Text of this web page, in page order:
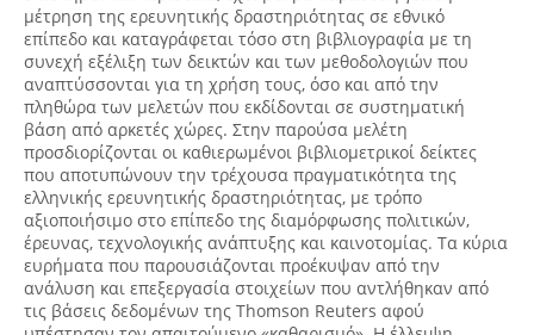
μέτρηση της ερευνητικής δραστηριότητας σε εθνικό
επίπεδο και καταγράφεται τόσο στη βιβλιογραφία με τη
συνεχή εξέλιξη των δεικτών και των μεθοδολογιών που
αναπτύσσονται για τη χρήση τους, όσο και από την
πληθώρα των μελετών που εκδίδονται σε συστηματική
βάση από αρκετές χώρες. Στην παρούσα μελέτη
προσδιορίζονται οι καθιερωμένοι βιβλιομετρικοί δείκτες
που αποτυπώνουν την τρέχουσα πραγματικότητα της
ελληνικής ερευνητικής δραστηριότητας, με τρόπο
αξιοποιήσιμο στο επίπεδο της διαμόρφωσης πολιτικών,
έρευνας, τεχνολογικής ανάπτυξης και καινοτομίας. Τα κύρια
ευρήματα που παρουσιάζονται προέκυψαν από την
ανάλυση και επεξεργασία στοιχείων που αντλήθηκαν από
τις βάσεις δεδομένων της Thomson Reuters αφού